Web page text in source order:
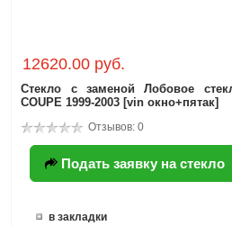
12620.00 руб.
Стекло с заменой Лобовое
COUPE 1999-2003 [vin окно+пятак]
Отзывов: 0
Подать заявку на стекло
в закладки